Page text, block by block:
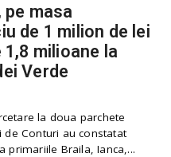
masa
de 1 milion de lei
1,8 milioane la
Verde
la doua parchete
de Conturi au constatat
primariile Braila, Ianca,...